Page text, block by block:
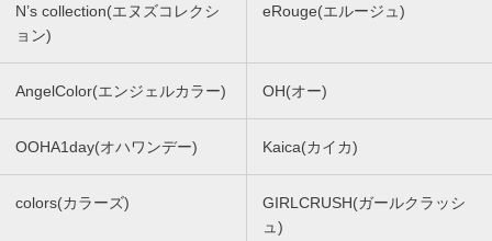
N’s collection(エヌズコレクシ
ョン)
eRouge(エルージュ)
AngelColor(エンジェルカラー) OH(オー)
OOHA1day(オハワンデー) Kaica(カイカ)
colors(カラーズ)
GIRLCRUSH(ガールクラッシ
ュ)